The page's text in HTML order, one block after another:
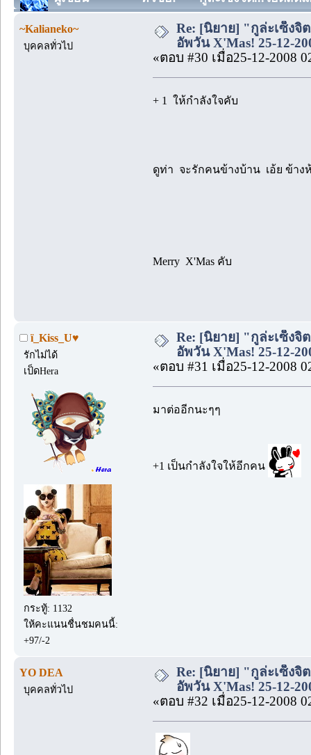
~Kalianeko~
บุคคลทั่วไป
Re: [นิยาย] "กูล่ะเซ็งจิ
อัพวัน X'Mas! 25-12-
«ตอบ #30 เมื่อ25-12-2008
+ 1 ให้กำลังใจคับ
ดูท่า จะรักคนข้างบ้าน เอ้ย ข้าง
Merry X'Mas คับ
ï_Kiss_U♥
รักไม่ได้
เป็ดHera
กระทู้: 1132
ให้คะแนนชื่นชมคนนี้:
+97/-2
Re: [นิยาย] "กูล่ะเซ็งจิ
อัพวัน X'Mas! 25-12-
«ตอบ #31 เมื่อ25-12-2008
มาต่ออีกนะๆๆ
+1 เป็นกำลังใจให้อีกคน
YO DEA
บุคคลทั่วไป
Re: [นิยาย] "กูล่ะเซ็งจิ
อัพวัน X'Mas! 25-12-
«ตอบ #32 เมื่อ25-12-2008